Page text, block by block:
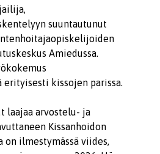
suuntautunut
Amiedussa.
kissojen parissa.
laajaa arvostelu- ja
Kissanhoidon
on ilmestymässä viides,